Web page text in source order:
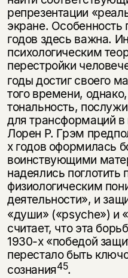
репрезентации
экране.
годов здесь важна.
психологическим
перестройки
годы достиг своего
того вре­мени,
тональность,
для трансформаций в
Лорен Р. Грэм
х годов оформилась
воинствующими
надеялись поглотить
физиоло­гическим
деятельности», и
«души» («psyche») и
считает, что эта
1930-х «победой
перестало быть
сознания45.